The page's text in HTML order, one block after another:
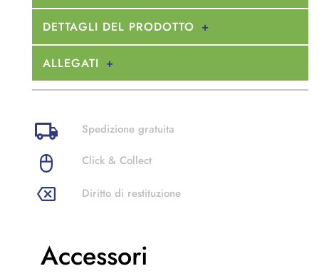
DETTAGLI DEL PRODOTTO
ALLEGATI
Spedizione gratuita
Click & Collect
Diritto di restituzione
Accessori